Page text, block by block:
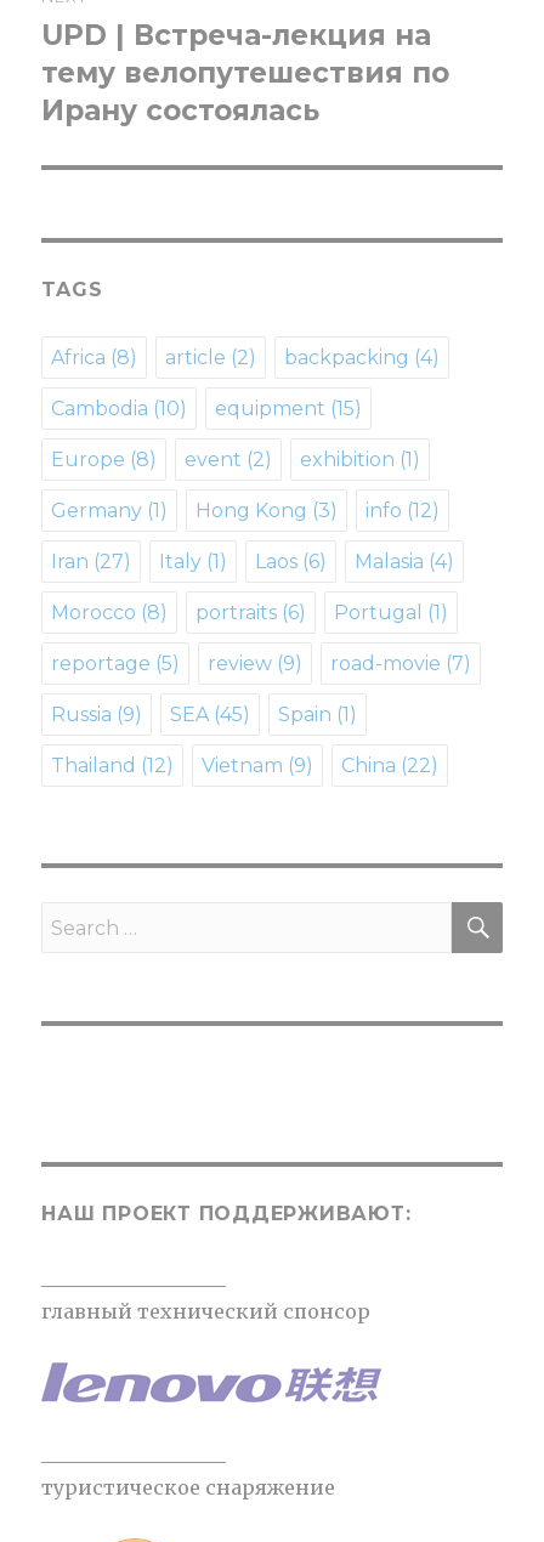
Next
post:
UPD | Встреча-лекция на
тему велопутешествия по
Ирану состоялась
TAGS
Africa (8) article (2) backpacking (4)
Cambodia (10) equipment (15)
Europe (8) event (2) exhibition (1)
Germany (1) Hong Kong (3) info (12)
Iran (27) Italy (1) Laos (6) Malasia (4)
Morocco (8) portraits (6) Portugal (1)
reportage (5) review (9) road-movie (7)
Russia (9) SEA(45) Spain (1)
Thailand (12) Vietnam (9) Сhina (22)
Search
НАШ ПРОЕКТ ПОДДЕРЖИВАЮТ:
главный технический спонсор
туристическое снаряжение